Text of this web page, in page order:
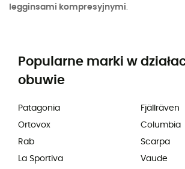
legginsami kompresyjnymi.
Popularne marki w
obuwie
Patagonia
Ortovox
Rab
La Sportiva
Fjällräven
Columbia
Scarpa
Vaude